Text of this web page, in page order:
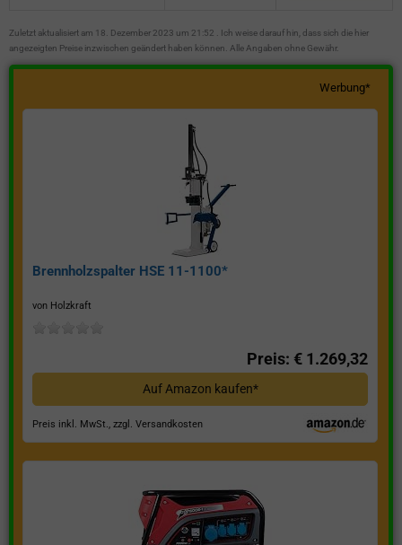
Zuletzt aktualisiert am 18. Dezember 2023 um 21:52 . Ich weise darauf hin, dass sich die hier
angezeigten Preise inzwischen geändert haben können. Alle Angaben ohne Gewähr.
Werbung*
Brennholzspalter HSE 11-1100*
von Holzkraft
Preis: € 1.269,32
Auf Amazon kaufen*
Preis inkl. MwSt., zzgl. Versandkosten